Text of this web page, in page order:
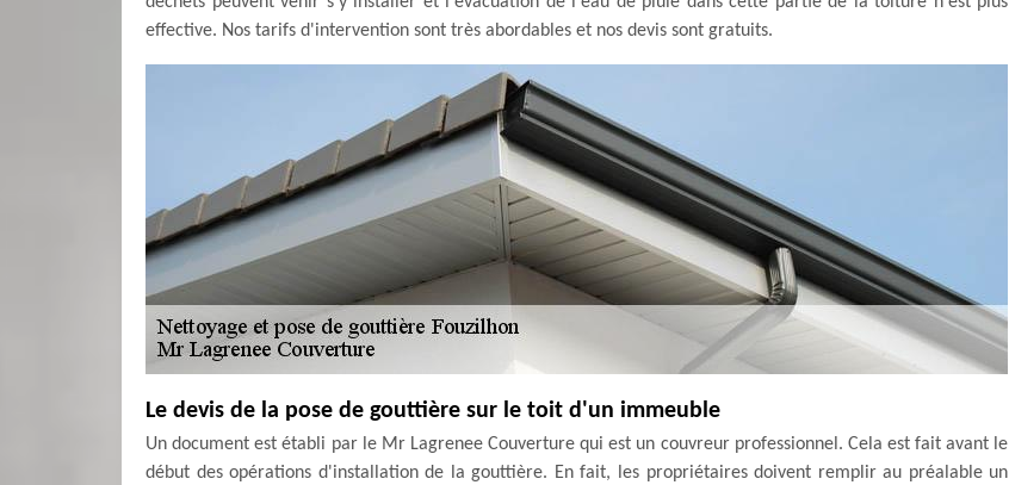
effective. Nos tarifs d'intervention sont très abordables et nos devis sont gratuits.
Le devis de la pose de gouttière sur le toit d'un immeuble
Un document est établi par le Mr Lagrenee Couverture qui est un couvreur professionnel. Cela est fait avant le
début des opérations d'installation de la gouttière. En fait, les propriétaires doivent remplir au préalable un